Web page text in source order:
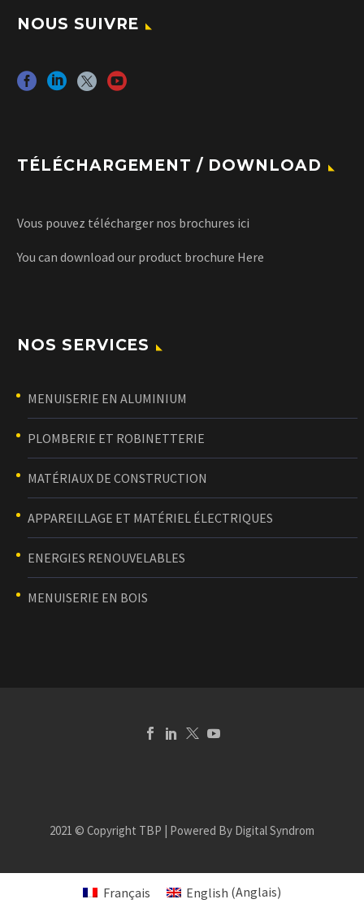
NOUS SUIVRE
TÉLÉCHARGEMENT / DOWNLOAD
Vous pouvez télécharger nos brochures ici
You can download our product brochure Here
NOS SERVICES
MENUISERIE EN ALUMINIUM
PLOMBERIE ET ROBINETTERIE
MATÉRIAUX DE CONSTRUCTION
APPAREILLAGE ET MATÉRIEL ÉLECTRIQUES
ENERGIES RENOUVELABLES
MENUISERIE EN BOIS
2021 © Copyright TBP | Powered By Digital Syndrom
Français English (Anglais)